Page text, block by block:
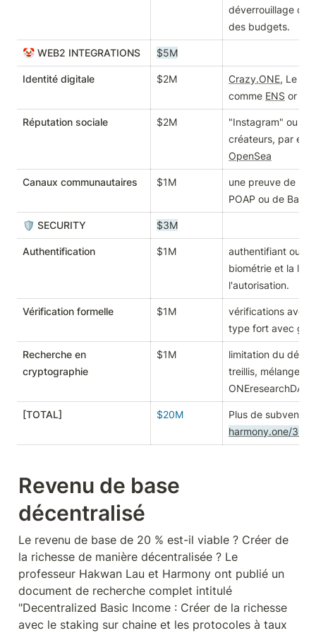
déverrouillage
des budgets.
🤡 WEB2 INTEGRATIONS $5M
Identité digitale $2M Crazy.ONE, Le
comme ENS or
Réputation sociale $2M
"Instagram" ou
créateurs, par
OpenSea
Canaux communautaires $1M
une preuve de
POAP ou de
🛡️ SECURITY $3M
Authentification $1M
authentifiant
biométrie et la
l'autorisation.
Vérification formelle $1M
vérifications avec
type fort avec
Recherche en
cryptographie
$1M
limitation du débit
treillis, mélangeur
ONEresearchDAO
[TOTAL]
$20M
harmony.one/300
Revenu de base
décentralisé
Le revenu de base de 20 % est-il viable ? Créer de
la richesse de manière décentralisée ? Le
professeur Hakwan Lau et Harmony ont publié un
document de recherche complet intitulé
"Decentralized Basic Income : Créer de la richesse
avec le staking sur chaine et les protocoles à taux